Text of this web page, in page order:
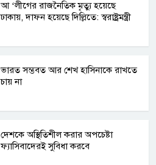
আ ‘লীগের রাজনৈতিক মৃত্যু হয়েছে
ঢাকায়, দাফন হয়েছে দিল্লিতে: স্বরাষ্ট্রমন্ত্রী
ভারত সম্ভবত আর শেখ হাসিনাকে রাখতে
চায় না
দেশকে অস্থিতিশীল করার অপচেষ্টা
ফ্যাসিবাদেরই সুবিধা করবে